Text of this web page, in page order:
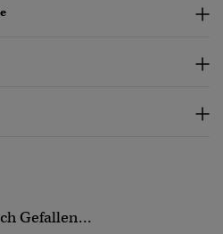
Gefallen...